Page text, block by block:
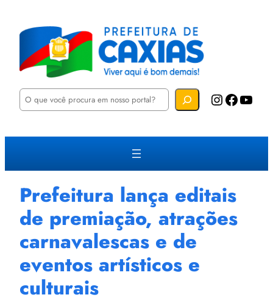
P
u
a
Instagram Facebook YouTube
Prefeitura lança editais
de premiação, atrações
carnavalescas e de
eventos artísticos e
culturais